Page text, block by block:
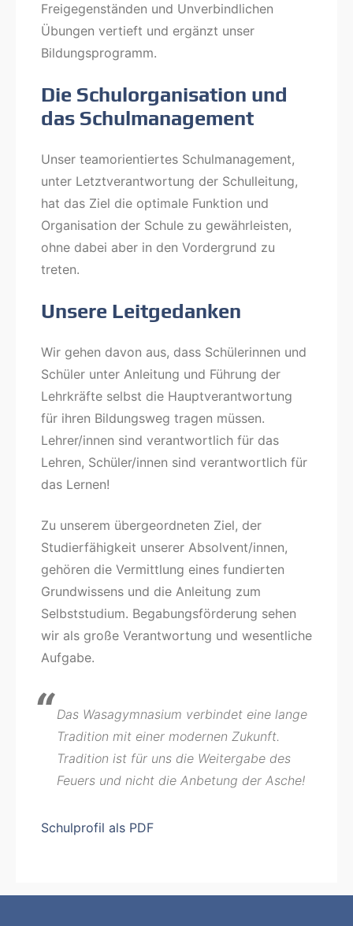
Freigegenständen und Unverbindlichen
Übungen vertieft und ergänzt unser
Bildungsprogramm.
Die Schulorganisation und
das Schulmanagement
Unser teamorientiertes Schulmanagement,
unter Letztverantwortung der Schulleitung,
hat das Ziel die optimale Funktion und
Organisation der Schule zu gewährleisten,
ohne dabei aber in den Vordergrund zu
treten.
Unsere Leitgedanken
Wir gehen davon aus, dass Schülerinnen und
Schüler unter Anleitung und Führung der
Lehrkräfte selbst die Hauptverantwortung
für ihren Bildungsweg tragen müssen.
Lehrer/innen sind verantwortlich für das
Lehren, Schüler/innen sind verantwortlich für
das Lernen!
Zu unserem übergeordneten Ziel, der
Studierfähigkeit unserer Absolvent/innen,
gehören die Vermittlung eines fundierten
Grundwissens und die Anleitung zum
Selbststudium. Begabungsförderung sehen
wir als große Verantwortung und wesentliche
Aufgabe.
Das Wasagymnasium verbindet eine lange
Tradition mit einer modernen Zukunft.
Tradition ist für uns die Weitergabe des
Feuers und nicht die Anbetung der Asche!
Schulprofil als PDF